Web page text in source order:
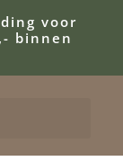
voor
binnen